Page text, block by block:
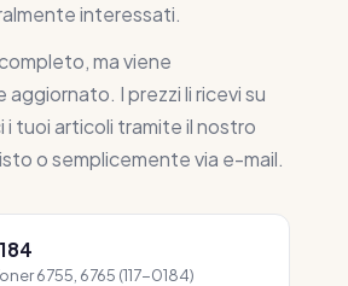
interessati.
ma viene
I prezzi li ricevi su
i tuoi articoli tramite il nostro
o semplicemente via e-mail.
6755, 6765 (117-0184)